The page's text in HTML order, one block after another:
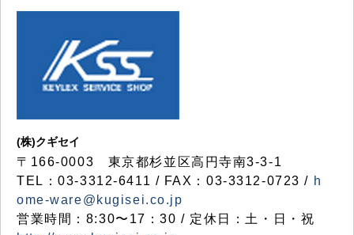
(株)クギセイ
〒166-0003 東京都杉並区高円寺南3-3-1
TEL：03-3312-6411 / FAX：03-3312-0723 / h
ome-ware@kugisei.co.jp
営業時間：8:30〜17：30 / 定休日：土・日・祝